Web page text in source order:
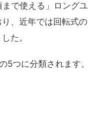
で使える」ロングユ
、近年では回転式の
た。
5つに分類されます。